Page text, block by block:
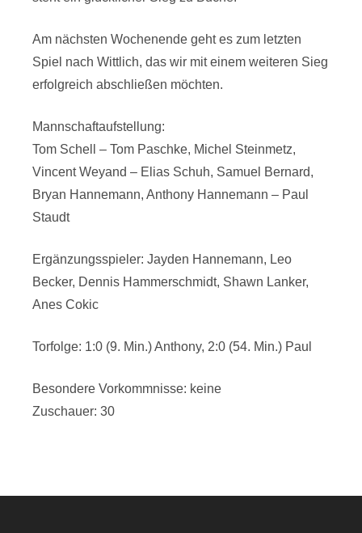
Am nächsten Wochenende geht es zum letzten
Spiel nach Wittlich, das wir mit einem weiteren Sieg
erfolgreich abschließen möchten.
Mannschaftaufstellung:
Tom Schell – Tom Paschke, Michel Steinmetz,
Vincent Weyand – Elias Schuh, Samuel Bernard,
Bryan Hannemann, Anthony Hannemann – Paul
Staudt
Ergänzungsspieler: Jayden Hannemann, Leo
Becker, Dennis Hammerschmidt, Shawn Lanker,
Anes Cokic
Torfolge: 1:0 (9. Min.) Anthony, 2:0 (54. Min.) Paul
Besondere Vorkommnisse: keine
Zuschauer: 30